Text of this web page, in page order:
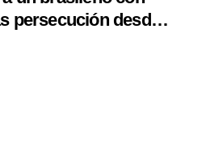
persecución desde